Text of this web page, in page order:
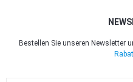
Bestellen Sie unseren Newsletter